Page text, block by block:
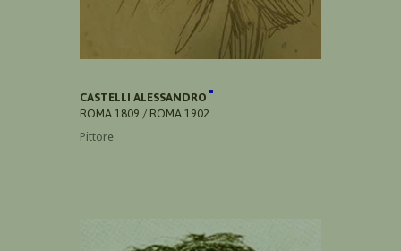
CASTELLI ALESSANDRO
ROMA 1809 / ROMA 1902
Pittore